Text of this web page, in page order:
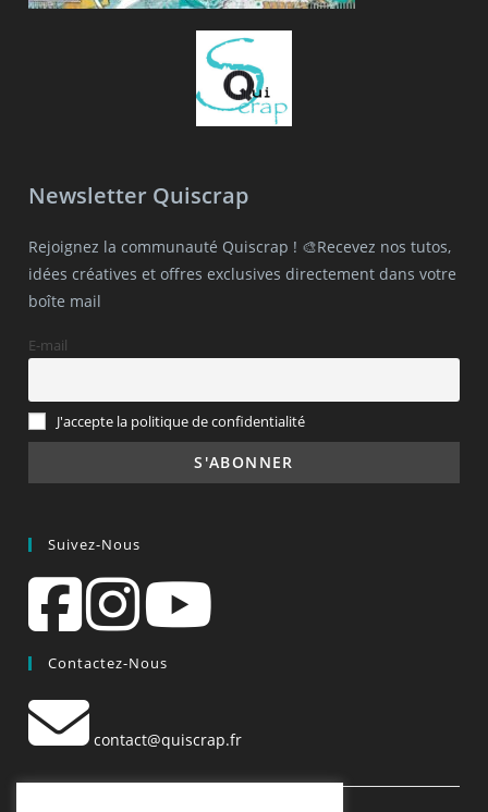
Newsletter Quiscrap
Rejoignez la communauté Quiscrap ! 🎨Recevez nos tutos,
idées créatives et offres exclusives directement dans votre
boîte mail
E-mail
J'accepte la politique de confidentialité
Suivez-Nous
Contactez-Nous
contact@quiscrap.fr